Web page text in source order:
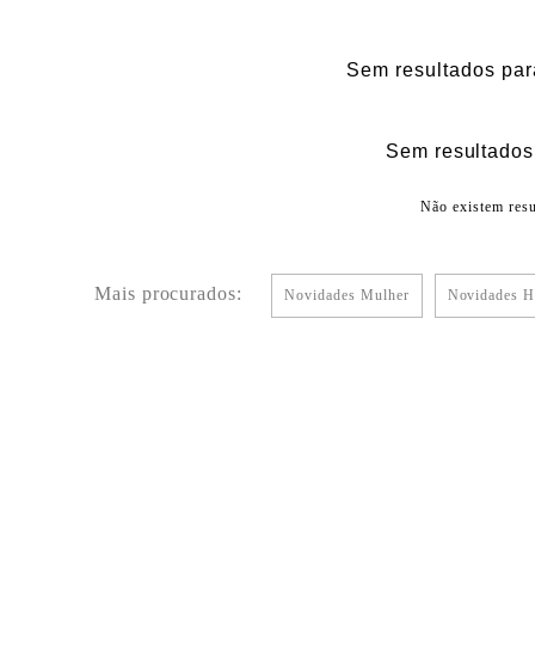
Sem resultados
Sem
Não existem
Mais procurados: Novidades Mulher Novidades